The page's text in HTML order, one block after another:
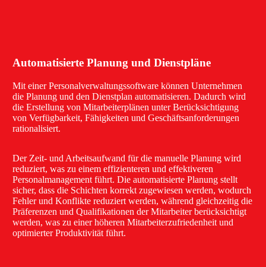
Automatisierte Planung und Dienstpläne
Mit einer Personalverwaltungssoftware können Unternehmen
die Planung und den Dienstplan automatisieren. Dadurch wird
die Erstellung von Mitarbeiterplänen unter Berücksichtigung
von Verfügbarkeit, Fähigkeiten und Geschäftsanforderungen
rationalisiert.
Der Zeit- und Arbeitsaufwand für die manuelle Planung wird
reduziert, was zu einem effizienteren und effektiveren
Personalmanagement führt. Die automatisierte Planung stellt
sicher, dass die Schichten korrekt zugewiesen werden, wodurch
Fehler und Konflikte reduziert werden, während gleichzeitig die
Präferenzen und Qualifikationen der Mitarbeiter berücksichtigt
werden, was zu einer höheren Mitarbeiterzufriedenheit und
optimierter Produktivität führt.